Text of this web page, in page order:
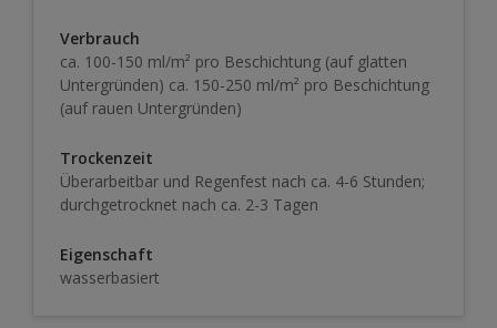
Verbrauch
ca. 100-150 ml/m² pro Beschichtung (auf glatten
Untergründen) ca. 150-250 ml/m² pro Beschichtung
(auf rauen Untergründen)
Trockenzeit
Überarbeitbar und Regenfest nach ca. 4-6 Stunden;
durchgetrocknet nach ca. 2-3 Tagen
Eigenschaft
wasserbasiert